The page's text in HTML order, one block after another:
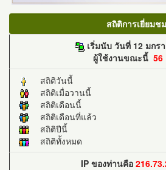
สถิติการเยี่ยมชม
เริ่มนับ วันที่ 12 มกร
ผู้ใช้งานขณะนี้ 56
สถิติวันนี้
สถิติเมื่อวานนี้
สถิติเดือนนี้
สถิติเดือนที่แล้ว
สถิติปีนี้
สถิติทั้งหมด
IP ของท่านคือ